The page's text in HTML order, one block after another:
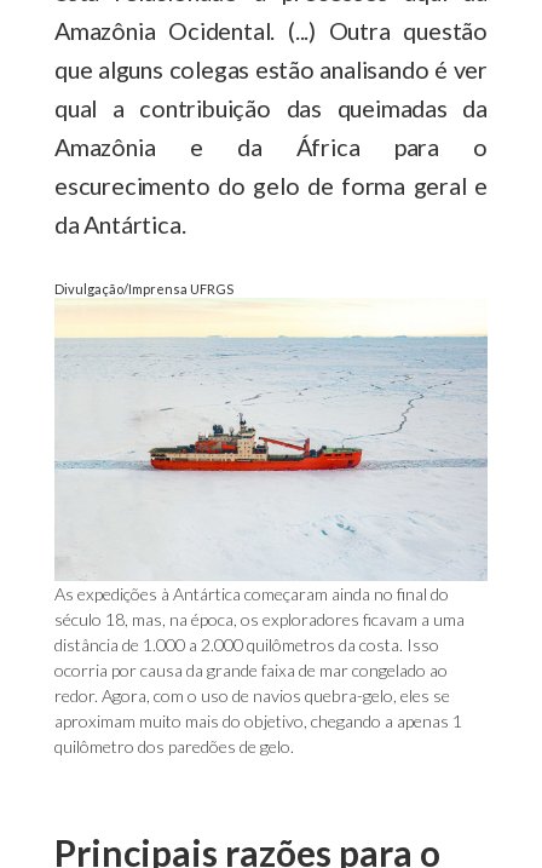
Amazônia Ocidental. (...) Outra questão
que alguns colegas estão analisando é ver
qual a contribuição das queimadas da
Amazônia e da África para o
escurecimento do gelo de forma geral e
da Antártica.
Divulgação/Imprensa UFRGS
As expedições à Antártica começaram ainda no final do
século 18, mas, na época, os exploradores ficavam a uma
distância de 1.000 a 2.000 quilômetros da costa. Isso
ocorria por causa da grande faixa de mar congelado ao
redor. Agora, com o uso de navios quebra-gelo, eles se
aproximam muito mais do objetivo, chegando a apenas 1
quilômetro dos paredões de gelo.
Principais razões para o